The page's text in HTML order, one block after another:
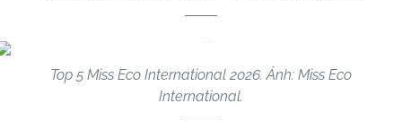
Top 5 Miss Eco International 2026. Ảnh: Miss Eco
International.